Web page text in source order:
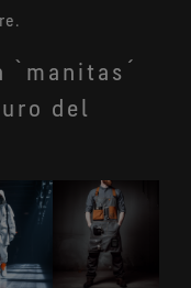
`manitas´
del